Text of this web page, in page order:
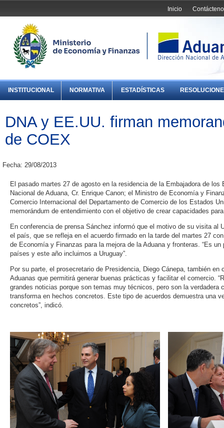
Inicio
INSTITUCIONAL NORMATIVA ESTADÍSTICAS
DNA y EE.UU. firman
de COEX
Fecha: 29/08/2013
El pasado martes 27 de agosto en la residencia de la Embajadora de
Nacional de Aduana, Cr. Enrique Canon; el Ministro de Economía y
Comercio Internacional del Departamento de Comercio de los Estados
memorándum de entendimiento con el objetivo de crear capacidades
En conferencia de prensa Sánchez informó que el motivo de su visita al
el país, que se refleja en el acuerdo firmado en la tarde del martes 27
de Economía y Finanzas para la mejora de la Aduana y fronteras. “Es
países y este año incluimos a Uruguay”.
Por su parte, el prosecretario de Presidencia, Diego Cánepa, también
Aduanas que permitirá generar buenas prácticas y facilitar el comercio.
grandes noticias porque son temas muy técnicos, pero son la
transforma en hechos concretos. Este tipo de acuerdos demuestra una
concretos”, indicó.